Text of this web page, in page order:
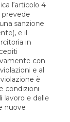
l’articolo 4
prevede
sanzione
e il
in
con
e al
è
condizioni
lavoro e delle
nuove